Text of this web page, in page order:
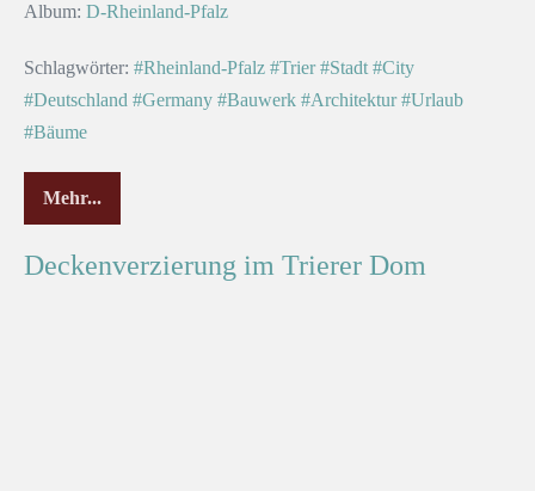
Album: D-Rheinland-Pfalz
Schlagwörter: #Rheinland-Pfalz #Trier #Stadt #City
#Deutschland #Germany #Bauwerk #Architektur #Urlaub
#Bäume
Mehr...
Deckenverzierung im Trierer Dom